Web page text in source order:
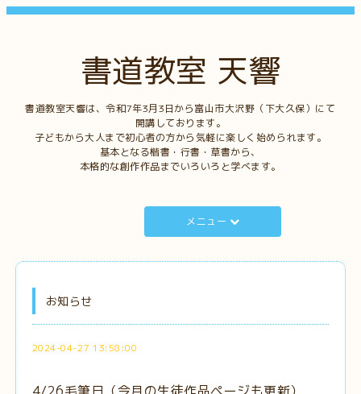
書道教室 天響
書道教室天響は、令和7年3月3日から富山市大沢野（下大久保）にて
開講しております。
子どもから大人まで初心者の方から気軽に楽しく始められます。
基本となる楷書・行書・草書から、
本格的な創作作品までいろいろと学べます。
メニュー
お知らせ
2024-04-27 13:58:00